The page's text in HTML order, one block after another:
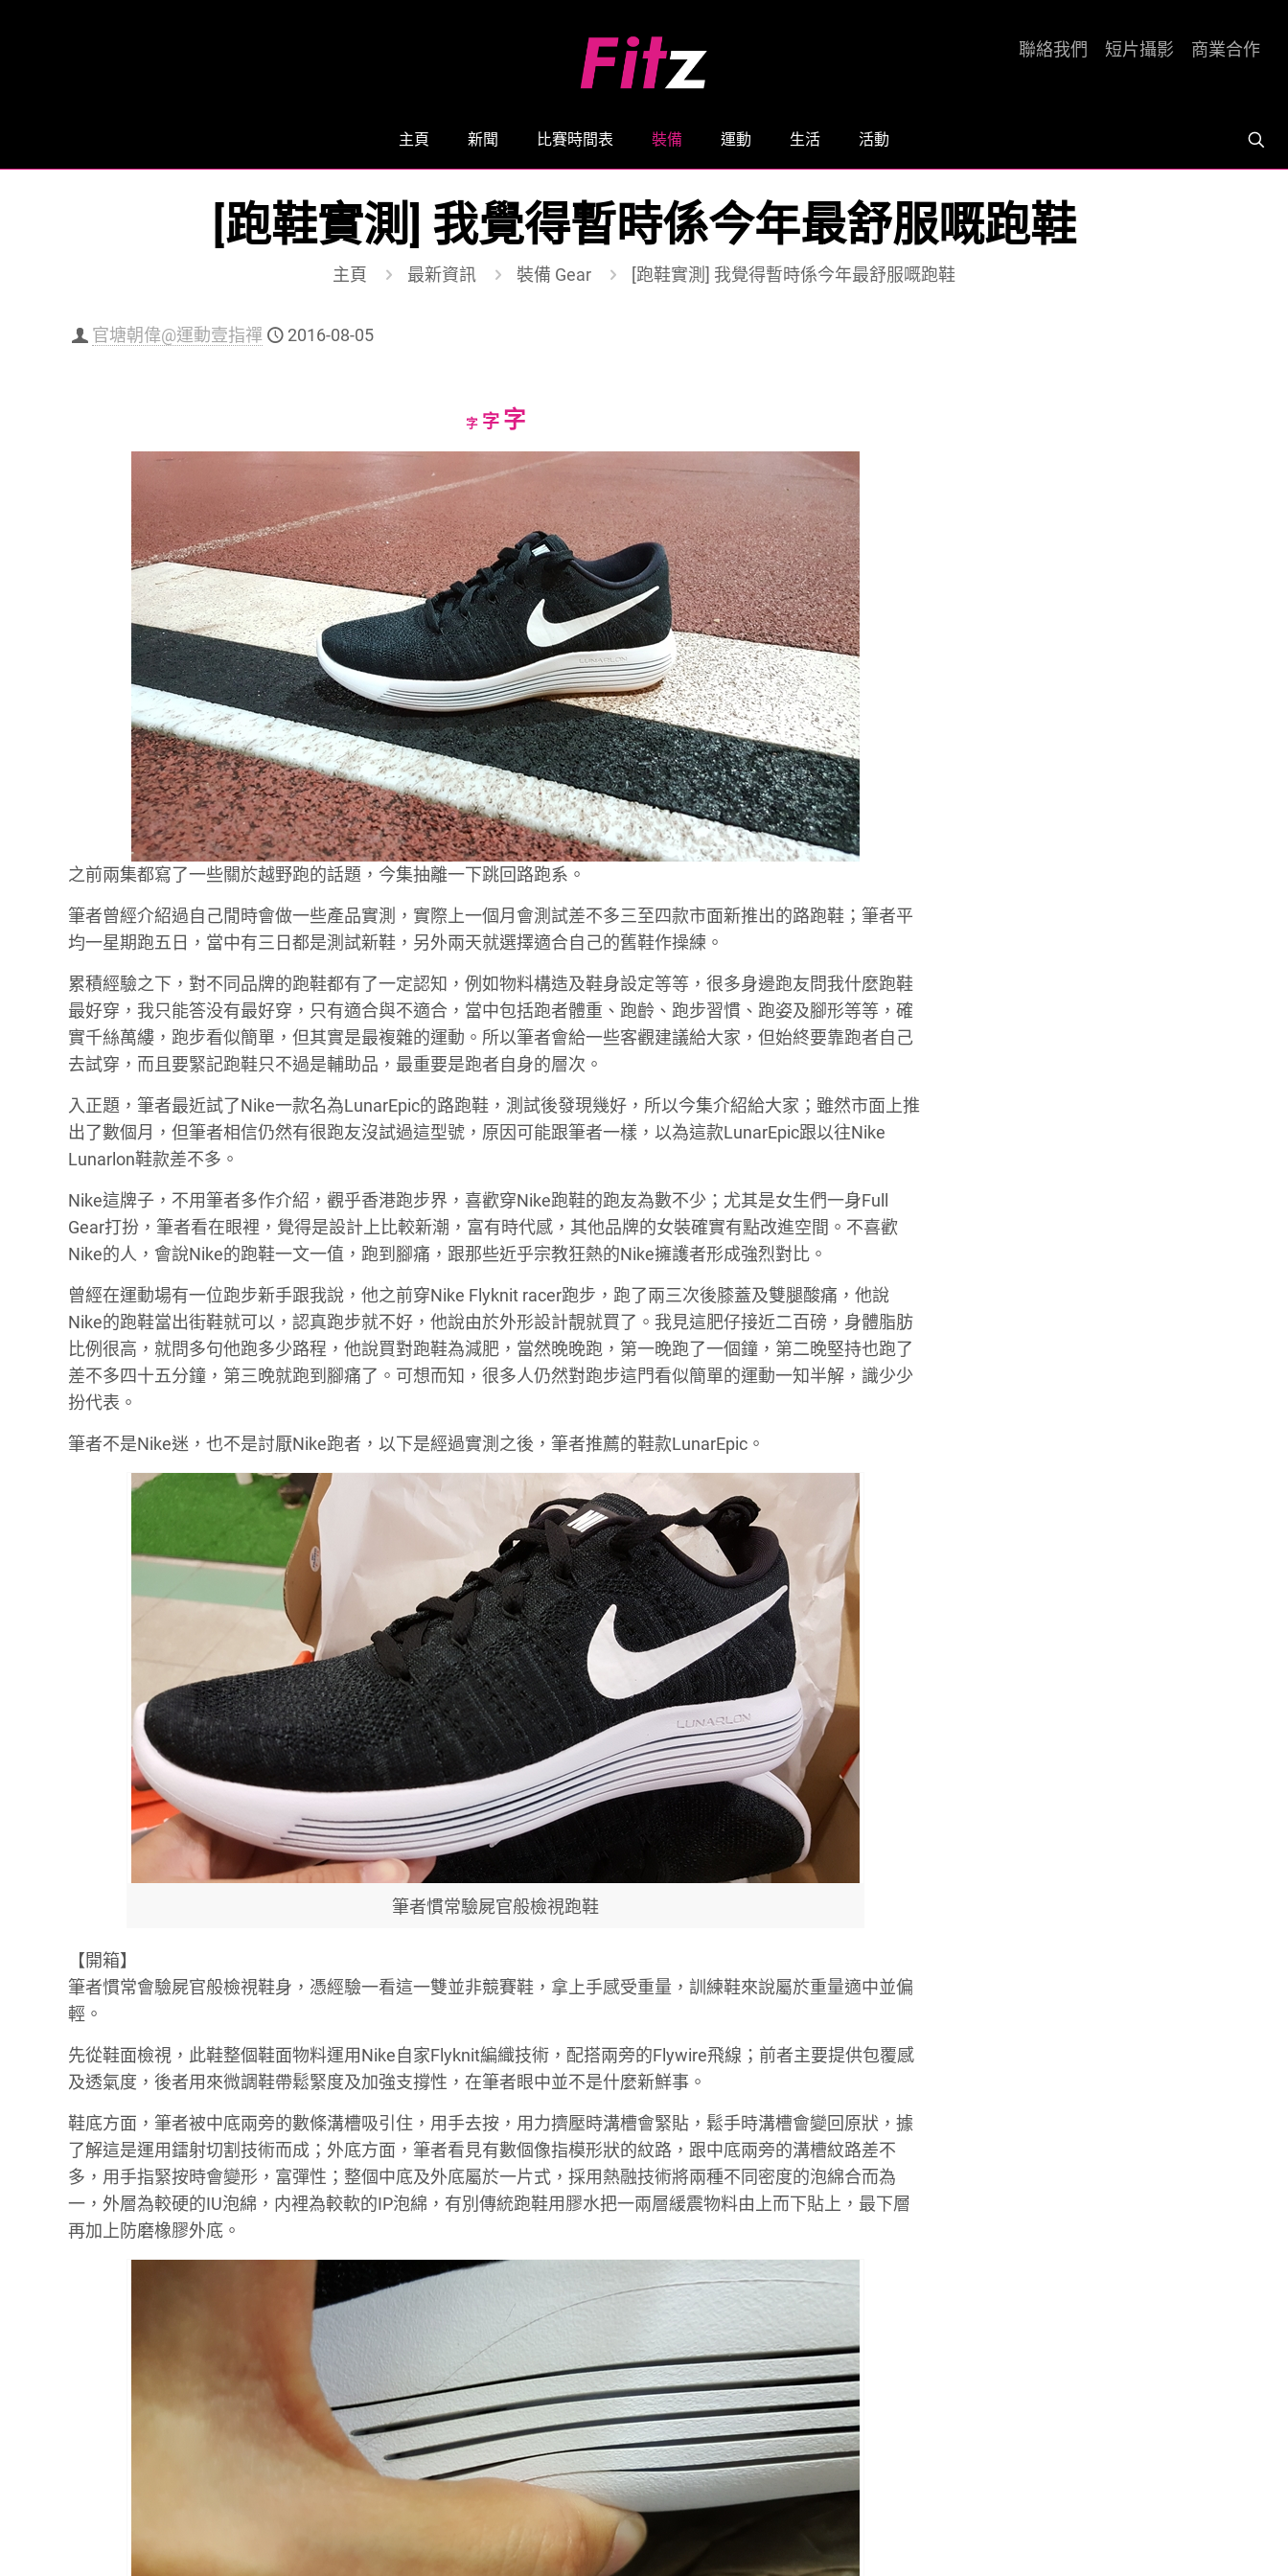
主頁 新聞 比賽時間表 裝備 運動 生活 活動
聯絡我們 短片攝影 商業合作
[跑鞋實測] 我覺得暫時係今年最舒服嘅跑鞋
主頁 最新資訊 裝備 Gear [跑鞋實測] 我覺得暫時係今年最舒服嘅跑鞋
官塘朝偉@運動壹指禪 2016-08-05
字Decrease
size.
字Reset
size.
字Increase
font
size.
之前兩集都寫了一些關於越野跑的話題，今集抽離一下跳回路跑系。
筆者曾經介紹過自己閒時會做一些產品實測，實際上一個月會測試差不多三至四款市面新推出的路跑鞋；筆者平
均一星期跑五日，當中有三日都是測試新鞋，另外兩天就選擇適合自己的舊鞋作操練。
累積經驗之下，對不同品牌的跑鞋都有了一定認知，例如物料構造及鞋身設定等等，很多身邊跑友問我什麼跑鞋
最好穿，我只能答没有最好穿，只有適合與不適合，當中包括跑者體重、跑齡、跑步習慣、跑姿及腳形等等，確
實千絲萬縷，跑步看似簡單，但其實是最複雜的運動。所以筆者會給一些客觀建議給大家，但始終要靠跑者自己
去試穿，而且要緊記跑鞋只不過是輔助品，最重要是跑者自身的層次。
入正題，筆者最近試了Nike一款名為LunarEpic的路跑鞋，測試後發現幾好，所以今集介紹給大家；雖然市面上推
出了數個月，但筆者相信仍然有很跑友沒試過這型號，原因可能跟筆者一樣，以為這款LunarEpic跟以往Nike
Lunarlon鞋款差不多。
Nike這牌子，不用筆者多作介紹，觀乎香港跑步界，喜歡穿Nike跑鞋的跑友為數不少；尤其是女生們一身Full
Gear打扮，筆者看在眼裡，覺得是設計上比較新潮，富有時代感，其他品牌的女裝確實有點改進空間。不喜歡
Nike的人，會說Nike的跑鞋一文一值，跑到腳痛，跟那些近乎宗教狂熱的Nike擁護者形成強烈對比。
曾經在運動場有一位跑步新手跟我說，他之前穿Nike Flyknit racer跑步，跑了兩三次後膝蓋及雙腿酸痛，他說
Nike的跑鞋當出街鞋就可以，認真跑步就不好，他說由於外形設計靚就買了。我見這肥仔接近二百磅，身體脂肪
比例很高，就問多句他跑多少路程，他說買對跑鞋為減肥，當然晚晚跑，第一晚跑了一個鐘，第二晚堅持也跑了
差不多四十五分鐘，第三晚就跑到腳痛了。可想而知，很多人仍然對跑步這門看似簡單的運動一知半解，識少少
扮代表。
筆者不是Nike迷，也不是討厭Nike跑者，以下是經過實測之後，筆者推薦的鞋款LunarEpic。
筆者慣常驗屍官般檢視跑鞋
【開箱】
筆者慣常會驗屍官般檢視鞋身，憑經驗一看這一雙並非競賽鞋，拿上手感受重量，訓練鞋來說屬於重量適中並偏
輕。
先從鞋面檢視，此鞋整個鞋面物料運用Nike自家Flyknit編織技術，配搭兩旁的Flywire飛線；前者主要提供包覆感
及透氣度，後者用來微調鞋帶鬆緊度及加強支撐性，在筆者眼中並不是什麼新鮮事。
鞋底方面，筆者被中底兩旁的數條溝槽吸引住，用手去按，用力擠壓時溝槽會緊貼，鬆手時溝槽會變回原狀，據
了解這是運用鐳射切割技術而成；外底方面，筆者看見有數個像指模形狀的紋路，跟中底兩旁的溝槽紋路差不
多，用手指緊按時會變形，富彈性；整個中底及外底屬於一片式，採用熱融技術將兩種不同密度的泡綿合而為
一，外層為較硬的IU泡綿，内裡為較軟的IP泡綿，有別傳統跑鞋用膠水把一兩層緩震物料由上而下貼上，最下層
再加上防磨橡膠外底。